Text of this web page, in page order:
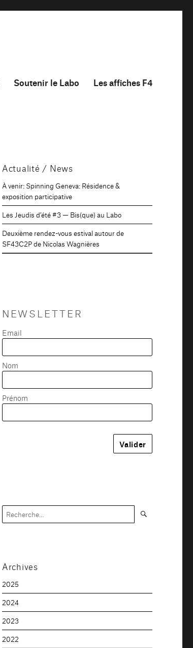
Soutenir le Labo Les affiches F4
Actualité / News
À venir: Spinning Geneva: Résidence &
exposition participative
Les Jeudis d’été #3 — Bis(que) au Labo
Deuxième rendez-vous estival autour de
SF43C2P de Nicolas Wagnières
NEWSLETTER
Email
Nom
Prénom
Recherche
pour :
Archives
2025
2024
2023
2022